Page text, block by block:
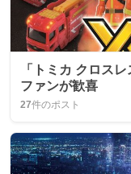
「トミカ クロス
ファンが歓喜
27件のポスト